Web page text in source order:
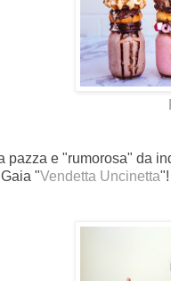
pazza e "rumorosa" da
"Vendetta Uncinetta